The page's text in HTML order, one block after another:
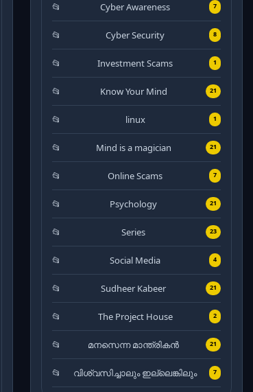
Cyber Awareness 7
Cyber Security 8
Investment Scams 1
Know Your Mind 21
linux 1
Mind is a magician 21
Online Scams 7
Psychology 21
Series 23
Social Media 4
Sudheer Kabeer 21
The Project House 2
മനസെന്ന മാന്ത്രികൻ 21
വിശ്വസിച്ചാലും ഇല്ലെങ്കിലും 7